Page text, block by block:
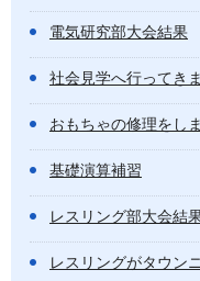
電気研究部大会結果
社会見学へ行ってき
おもちゃの修理をし
基礎演算補習
レスリング部大会結
レスリングがタウン